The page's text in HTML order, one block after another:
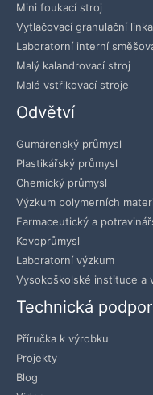
Mini foukací stroj
Vytlačovací granulační linka
Laboratorní interní
Malý kalandrovací stroj
Malé vstřikovací stroje
Odvětví
Gumárenský průmysl
Plastikářský průmysl
Chemický průmysl
Výzkum polymerních
Farmaceutický a
Kovoprůmysl
Laboratorní výzkum
Vysokoškolské instituce a
Technická
Příručka k výrobku
Projekty
Blog